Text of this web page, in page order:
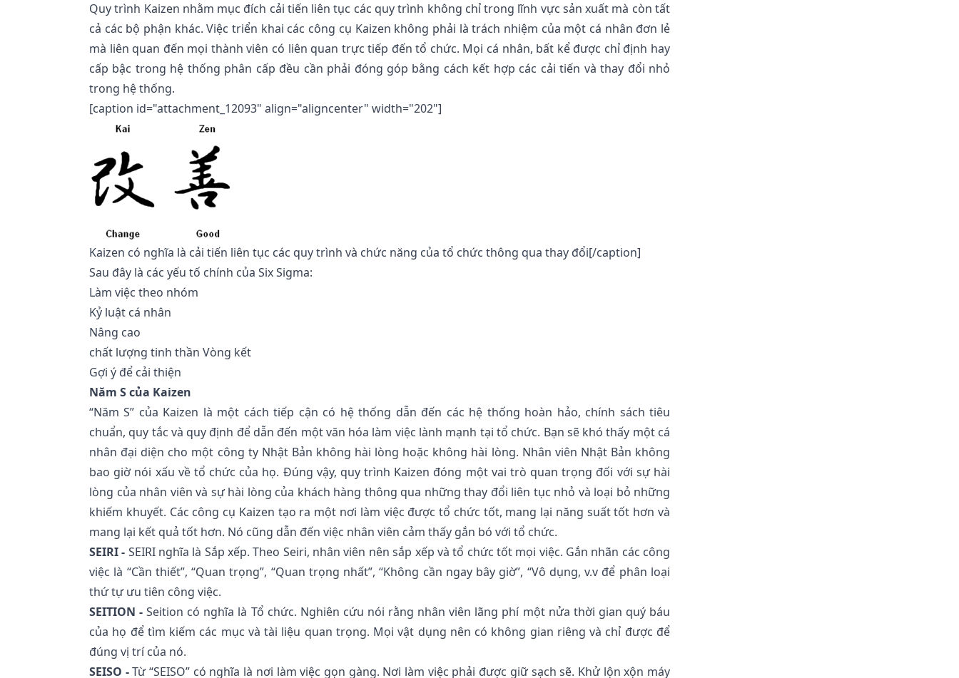
Quy trình Kaizen nhằm mục đích cải tiến liên tục các quy trình không chỉ trong lĩnh vực sản xuất mà còn tất
cả các bộ phận khác. Việc triển khai các công cụ Kaizen không phải là trách nhiệm của một cá nhân đơn lẻ
mà liên quan đến mọi thành viên có liên quan trực tiếp đến tổ chức. Mọi cá nhân, bất kể được chỉ định hay
cấp bậc trong hệ thống phân cấp đều cần phải đóng góp bằng cách kết hợp các cải tiến và thay đổi nhỏ
trong hệ thống.
[caption id="attachment_12093" align="aligncenter" width="202"]
Kaizen có nghĩa là cải tiến liên tục các quy trình và chức năng của tổ chức thông qua thay đổi[/caption]
Sau đây là các yếu tố chính của Six Sigma:
Làm việc theo nhóm
Kỷ luật cá nhân
Nâng cao
chất lượng tinh thần Vòng kết
Gợi ý để cải thiện
Năm S của Kaizen
“Năm S” của Kaizen là một cách tiếp cận có hệ thống dẫn đến các hệ thống hoàn hảo, chính sách tiêu
chuẩn, quy tắc và quy định để dẫn đến một văn hóa làm việc lành mạnh tại tổ chức. Bạn sẽ khó thấy một cá
nhân đại diện cho một công ty Nhật Bản không hài lòng hoặc không hài lòng. Nhân viên Nhật Bản không
bao giờ nói xấu về tổ chức của họ. Đúng vậy, quy trình Kaizen đóng một vai trò quan trọng đối với sự hài
lòng của nhân viên và sự hài lòng của khách hàng thông qua những thay đổi liên tục nhỏ và loại bỏ những
khiếm khuyết. Các công cụ Kaizen tạo ra một nơi làm việc được tổ chức tốt, mang lại năng suất tốt hơn và
mang lại kết quả tốt hơn. Nó cũng dẫn đến việc nhân viên cảm thấy gắn bó với tổ chức.
SEIRI - SEIRI nghĩa là Sắp xếp. Theo Seiri, nhân viên nên sắp xếp và tổ chức tốt mọi việc. Gắn nhãn các công
việc là “Cần thiết”, “Quan trọng”, “Quan trọng nhất”, “Không cần ngay bây giờ”, “Vô dụng, v.v để phân loại
thứ tự ưu tiên công việc.
SEITION - Seition có nghĩa là Tổ chức. Nghiên cứu nói rằng nhân viên lãng phí một nửa thời gian quý báu
của họ để tìm kiếm các mục và tài liệu quan trọng. Mọi vật dụng nên có không gian riêng và chỉ được để
đúng vị trí của nó.
SEISO -Từ “SEISO” có nghĩa là nơi làm việc gọn gàng. Nơi làm việc phải được giữ sạch sẽ. Khử lộn xộn máy